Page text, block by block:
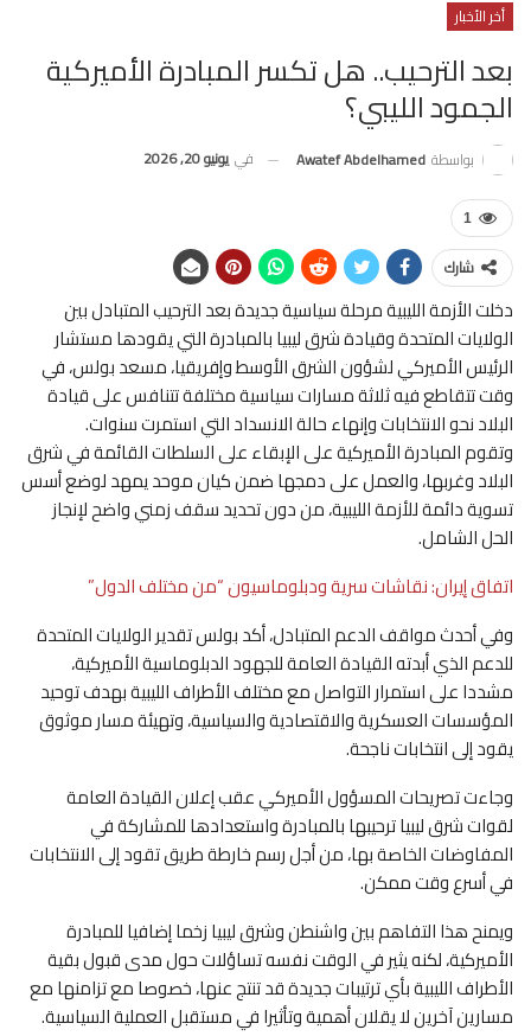
أخر الأخبار
بعد الترحيب.. هل تكسر المبادرة الأميركية
الجمود الليبي؟
بواسطة Awatef Abdelhamed في يونيو 20, 2026
1
شارك
دخلت الأزمة الليبية مرحلة سياسية جديدة بعد الترحيب المتبادل بين
الولايات المتحدة وقيادة شرق ليبيا بالمبادرة التي يقودها مستشار
الرئيس الأميركي لشؤون الشرق الأوسط وإفريقيا، مسعد بولس، في
وقت تتقاطع فيه ثلاثة مسارات سياسية مختلفة تتنافس على قيادة
البلاد نحو الانتخابات وإنهاء حالة الانسداد التي استمرت سنوات.
وتقوم المبادرة الأميركية على الإبقاء على السلطات القائمة في شرق
البلاد وغربها، والعمل على دمجها ضمن كيان موحد يمهد لوضع أسس
تسوية دائمة للأزمة الليبية، من دون تحديد سقف زمني واضح لإنجاز
الحل الشامل.
اتفاق إيران: نقاشات سرية ودبلوماسيون “من مختلف الدول”
وفي أحدث مواقف الدعم المتبادل، أكد بولس تقدير الولايات المتحدة
للدعم الذي أبدته القيادة العامة للجهود الدبلوماسية الأميركية،
مشددا على استمرار التواصل مع مختلف الأطراف الليبية بهدف توحيد
المؤسسات العسكرية والاقتصادية والسياسية، وتهيئة مسار موثوق
يقود إلى انتخابات ناجحة.
وجاءت تصريحات المسؤول الأميركي عقب إعلان القيادة العامة
لقوات شرق ليبيا ترحيبها بالمبادرة واستعدادها للمشاركة في
المفاوضات الخاصة بها، من أجل رسم خارطة طريق تقود إلى الانتخابات
في أسرع وقت ممكن.
ويمنح هذا التفاهم بين واشنطن وشرق ليبيا زخما إضافيا للمبادرة
الأميركية، لكنه يثير في الوقت نفسه تساؤلات حول مدى قبول بقية
الأطراف الليبية بأي ترتيبات جديدة قد تنتج عنها، خصوصا مع تزامنها مع
مسارين آخرين لا يقلان أهمية وتأثيرا في مستقبل العملية السياسية.